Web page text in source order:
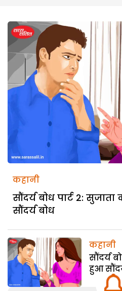
कहानी
सौंदर्य बोध पार्ट 2:
सौंदर्य बोध
कहानी
सौंदर्य
हुआ